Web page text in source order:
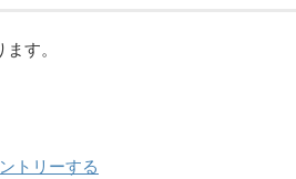
す。
トリーする